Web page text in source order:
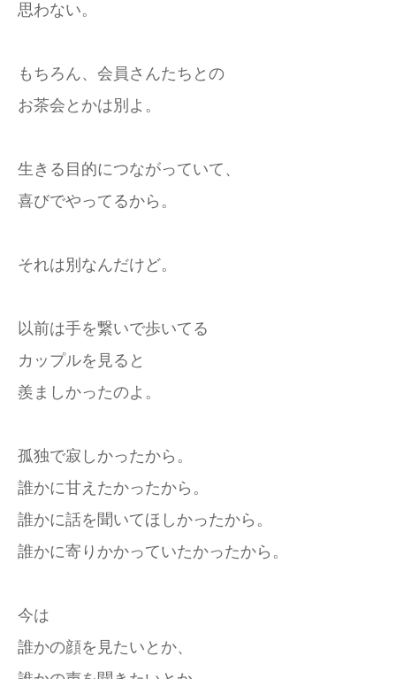
思わない。
もちろん、会員さんたちとの
お茶会とかは別よ。
生きる目的につながっていて、
喜びでやってるから。
それは別なんだけど。
以前は手を繋いで歩いてる
カップルを見ると
羨ましかったのよ。
孤独で寂しかったから。
誰かに甘えたかったから。
誰かに話を聞いてほしかったから。
誰かに寄りかかっていたかったから。
今は
誰かの顔を見たいとか、